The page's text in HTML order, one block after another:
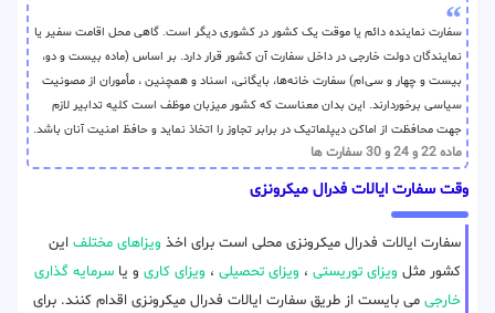
سفارت نماینده دائم یا موقت یک کشور در کشوری دیگر است. گاهی محل اقامت سفیر یا
نمایندگان دولت‌ خارجی در داخل سفارت آن کشور قرار دارد. بر اساس (ماده بیست و دو،
بیست و چهار و سی‌ام) سفارت خانه‌ها، بایگانی، اسناد و همچنین ، مأموران از مصونیت
سیاسی برخوردارند. این بدان معناست که کشور میزبان موظف است کلیه تدابیر لازم
جهت محافظت از اماکن دیپلماتیک در برابر تجاوز را اتخاذ نماید و حافظ امنیت آنان باشد.
ماده 22 و 24 و 30 سفارت ها
وقت سفارت ایالات فدرال میکرونزی
سفارت ایالات فدرال میکرونزی محلی است برای اخذ ویزاهای مختلف این
کشور مثل ویزای توریستی ، ویزای تحصیلی ، ویزای کاری و یا سرمایه گذاری
خارجی می بایست از طریق سفارت ایالات فدرال میکرونزی اقدام کنند. برای